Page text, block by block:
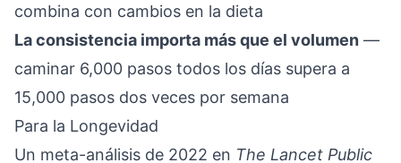
combina con cambios en la dieta
La consistencia importa más que el volumen —
caminar 6,000 pasos todos los días supera a
15,000 pasos dos veces por semana
Para la Longevidad
Un meta-análisis de 2022 en The Lancet Public